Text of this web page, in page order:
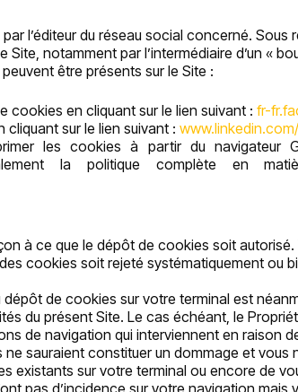
l’éditeur du réseau social concerné.
notamment par l’intermédiaire d’un «
être présents sur le Site :
cookies en cliquant sur le lien suivant :fr-
cliquant sur le lien suivant :
les cookies à partir du
la politique complète en
à ce que le dépôt de cookies soit
cookies soit rejeté systématiquement ou
de cookies sur votre terminal est
du présent Site. Le cas échéant, le
de navigation qui interviennent en raison
sauraient constituer un dommage et vous
existants sur votre terminal ou encore de
pas d’incidence sur votre navigation